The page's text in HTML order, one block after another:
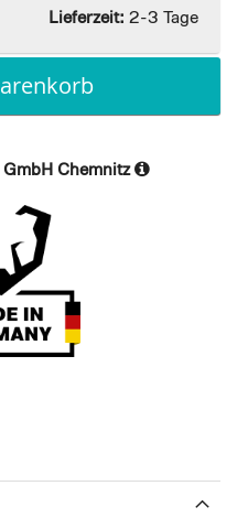
Lieferzeit: 2-3 Tage
GmbH Chemnitz